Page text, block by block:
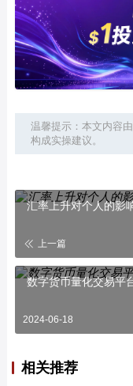
温馨提示：本文内容
构成实操建议。
汇率上升对个人的影
上一篇
数字货币量化交易平
2024-06-18
相关推荐